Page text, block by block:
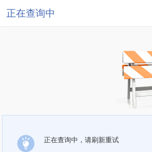
正在查询中
正在查询中，请刷新重试